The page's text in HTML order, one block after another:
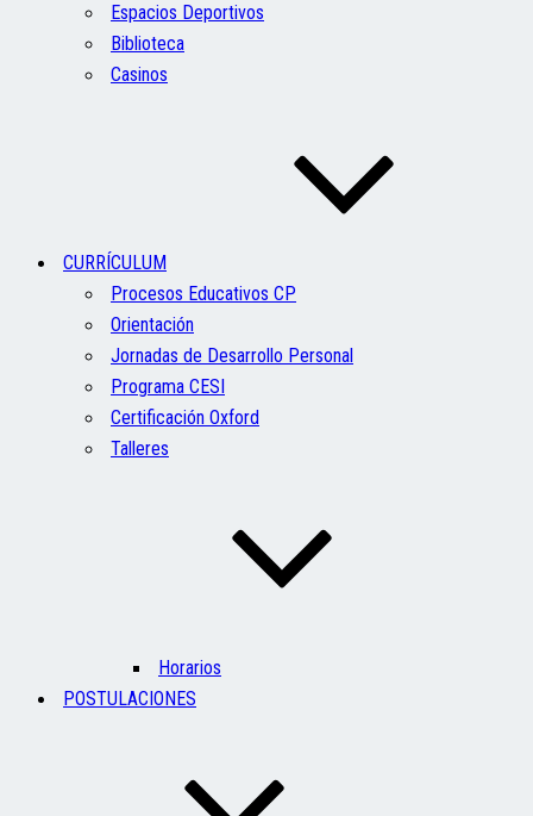
Espacios Deportivos
Biblioteca
Casinos
CURRÍCULUM
Procesos Educativos CP
Orientación
Jornadas de Desarrollo Personal
Programa CESI
Certificación Oxford
Talleres
Horarios
POSTULACIONES